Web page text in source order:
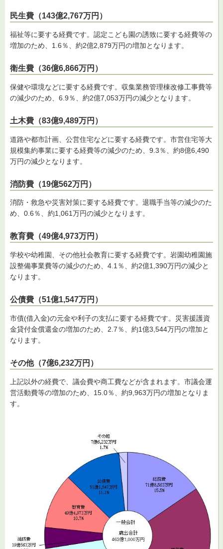
民生費（143億2,767万円）
福祉等に要する経費です。認定こども園の誘致に要する経費等の
増加のため、1.6％、約2億2,879万円の増加となります。
衛生費（36億6,866万円）
保健や環境などに要する経費です。収集業務管理棟改修工事費等
の減少のため、6.9％、約2億7,053万円の減少となります。
土木費（83億9,489万円）
道路や都市計画、公営住宅などに要する経費です。市営住宅等大
規模集約事業に要する経費等の減少のため、9.3％、約8億6,490
万円の減少となります。
消防費（19億562万円）
消防・救急や災害対策に要する経費です。退職手当等の減少のた
め、0.6％、約1,061万円の減少となります。
教育費（49億4,973万円）
学校や幼稚園、その他社会教育に要する経費です。岩園幼稚園施
設整備事業費等の減少のため、4.1％、約2億1,390万円の減少と
なります。
公債費（51億1,547万円）
市債(借入金)の元金や利子の支払に要する経費です。災害援護資
金貸付金償還金の増加のため、2.7％、約1億3,544万円の増加と
なります。
その他（7億6,232万円）
上記以外の経費で、議会費や商工費などが含まれます。市議会運
営活動費等の増加のため、15.0％、約9,963万円の増加となりま
す。